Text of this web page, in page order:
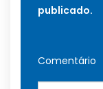
publicado.
Comentário